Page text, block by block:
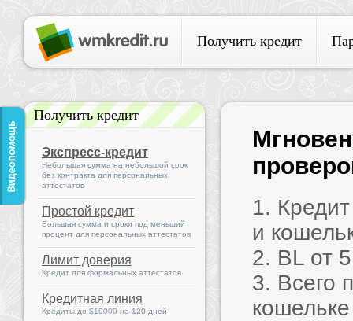
Получить кредит
Получить кредит
Экспресс-кредит
Небольшая сумма на небольшой срок
без контракта для персональных
аттестатов
Простой кредит
Большая сумма и сроки под меньший
процент для персональных аттестатов
Лимит доверия
Кредит для формальных аттестатов
Кредитная линия
Кредиты до $10000 на 120 дней
1.
и
2. BL от
3. Всего
кошельке